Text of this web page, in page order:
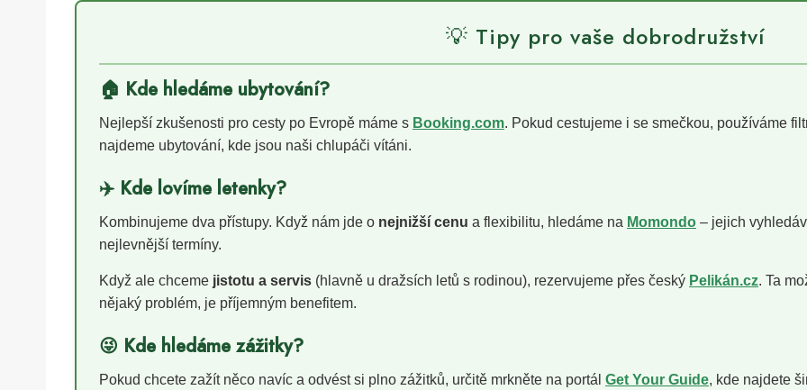
💡 Tipy pro vaše dobrodružství
🏠 Kde hledáme ubytování?
Nejlepší zkušenosti pro cesty po Evropě máme s Booking.com. Pokud cestujeme i se smečkou, používáme
najdeme ubytování, kde jsou naši chlupáči vítáni.
✈️ Kde lovíme letenky?
Kombinujeme dva přístupy. Když nám jde o nejnižší cenu a flexibilitu, hledáme na Momondo – jejich
nejlevnější termíny.
Když ale chceme jistotu a servis (hlavně u dražsích letů s rodinou), rezervujeme přes český Pelikán.cz. Ta
nějaký problém, je příjemným benefitem.
😜 Kde hledáme zážitky?
Pokud chcete zažít něco navíc a odvést si plno zážitků, určitě mrkněte na portál Get Your Guide, kde najdete